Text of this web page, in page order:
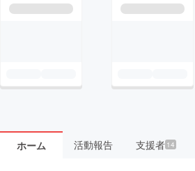
ホーム 活動報告 支援者 14